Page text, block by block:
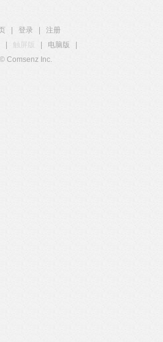
登录
注册
触屏版 电脑版
© Comsenz Inc.